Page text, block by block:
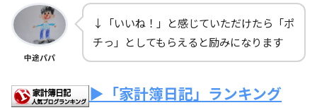
中途パパ
↓「いいね！」と感じていただけたら「ポ
チっ」としてもらえると励みになります
▶「家計簿日記」ランキング